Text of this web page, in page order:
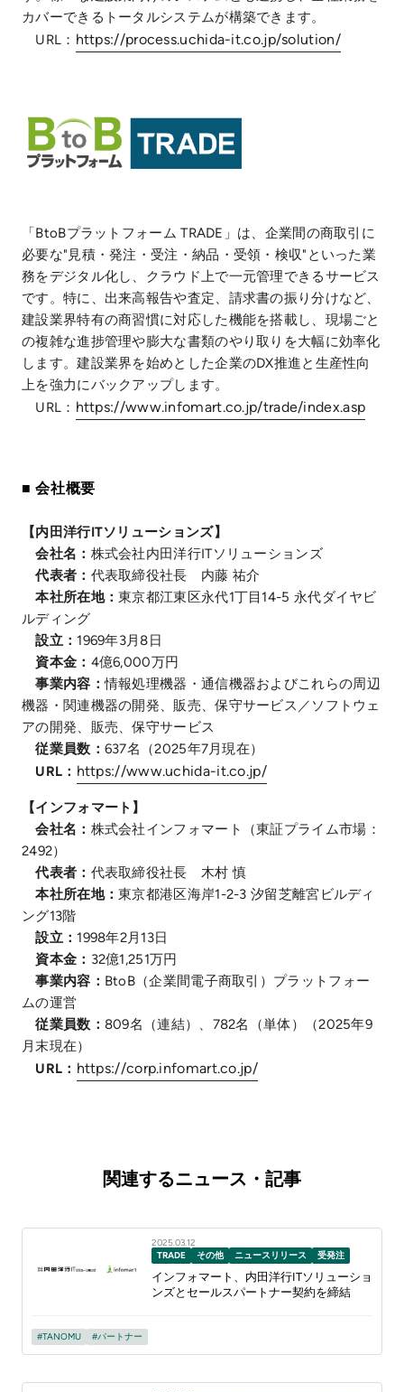
カバーできるトータルシステムが構築できます。
URL： https://process.uchida-it.co.jp/solution/
「BtoBプラットフォーム TRADE」は、企業間の商取引に
必要な"見積・発注・受注・納品・受領・検収"といった業
務をデジタル化し、クラウド上で一元管理できるサービス
です。特に、出来高報告や査定、請求書の振り分けなど、
建設業界特有の商習慣に対応した機能を搭載し、現場ごと
の複雑な進捗管理や膨大な書類のやり取りを大幅に効率化
します。建設業界を始めとした企業のDX推進と生産性向
上を強力にバックアップします。
URL： https://www.infomart.co.jp/trade/index.asp
■ 会社概要
【内田洋行ITソリューションズ】
会社名： 株式会社内田洋行ITソリューションズ
代表者： 代表取締役社長 内藤 祐介
本社所在地：東京都江東区永代1丁目14-5 永代ダイヤビ
ルディング
設立： 1969年3月8日
資本金： 4億6,000万円
事業内容：情報処理機器・通信機器およびこれらの周辺
機器・関連機器の開発、販売、保守サービス／ソフトウェ
アの開発、販売、保守サービス
従業員数： 637名（2025年7月現在）
URL： https://www.uchida-it.co.jp/
【インフォマート】
会社名： 株式会社インフォマート（東証プライム市場：
2492）
代表者： 代表取締役社長 木村 慎
本社所在地：東京都港区海岸1-2-3 汐留芝離宮ビルディ
ング13階
設立： 1998年2月13日
資本金： 32億1,251万円
事業内容： BtoB（企業間電子商取引）プラットフォー
ムの運営
従業員数： 809名（連結）、782名（単体）（2025年9
月末現在）
URL： https://corp.infomart.co.jp/
関連するニュース・記事
2025.03.12
TRADE
その他 ニュースリリース 受発注
インフォマート、内田洋行ITソリューショ
ンズとセールスパートナー契約を締結
TANOMU パートナー